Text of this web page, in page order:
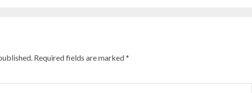
Required fields are marked*